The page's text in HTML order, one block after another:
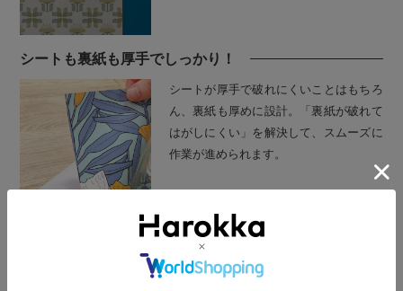
シートも裏紙も厚手でしっかり！
シートが厚手で破れにくいことはもちろ
ん、裏紙も厚めに設計。「裏紙が破れて
はがしにくい」を解決して、スムーズに
作業が進められます。
POINT 3